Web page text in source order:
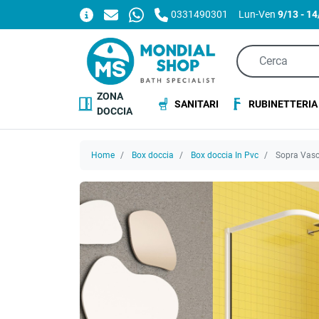
0331490301 Lun-Ven9/13 -
ZONA
DOCCIA
SANITARI RUBINETTERIA
Home Box doccia Box doccia In Pvc Sopra